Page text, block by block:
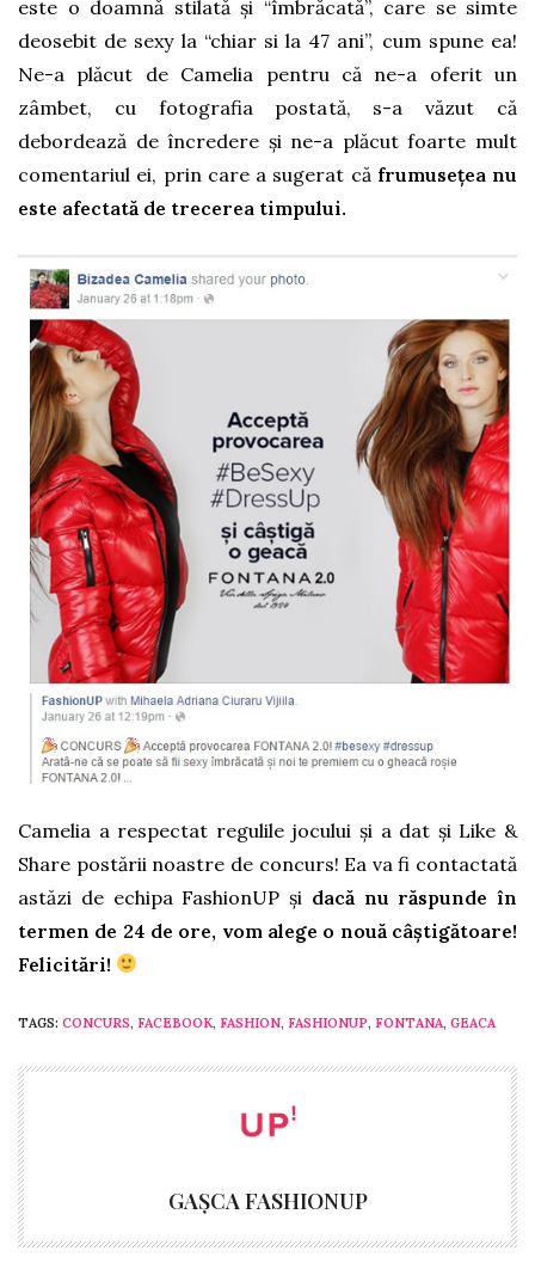
este o doamnă stilată și “îmbrăcată”, care se simte
deosebit de sexy la “chiar si la 47 ani”, cum spune ea!
Ne-a plăcut de Camelia pentru că ne-a oferit un
zâmbet, cu fotografia postată, s-a văzut că
debordează de încredere și ne-a plăcut foarte mult
comentariul ei, prin care a sugerat că frumusețea nu
este afectată de trecerea timpului.
Camelia a respectat regulile jocului și a dat și Like &
Share postării noastre de concurs! Ea va fi contactată
astăzi de echipa FashionUP și dacă nu răspunde în
termen de 24 de ore, vom alege o nouă câștigătoare!
Felicitări!
TAGS: CONCURS, FACEBOOK, FASHION, FASHIONUP, FONTANA, GEACA
GAȘCA FASHIONUP